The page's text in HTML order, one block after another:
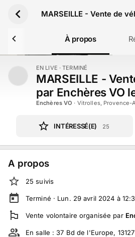
MARSEILLE - Vente de
À propos
EN LIVE · TERMINÉ
MARSEILLE -
par Enchères VO
Enchères VO · Vitrolles, Provence-
INTÉRESSÉ(E) 25
A propos
25 suivis
Terminé · Lun. 29 avril 2024 à
Vente volontaire organisée par
En salle : 37 Bd de l'Europe,